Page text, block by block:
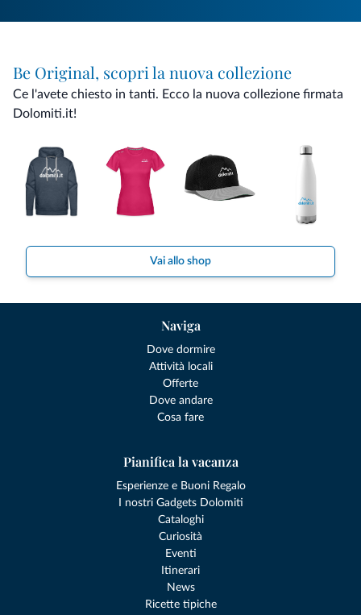
Be Original, scopri la nuova collezione
Ce l'avete chiesto in tanti. Ecco la nuova collezione firmata
Dolomiti.it!
Vai allo shop
Naviga
Dove dormire
Attività locali
Offerte
Dove andare
Cosa fare
Pianifica la vacanza
Esperienze e Buoni Regalo
I nostri Gadgets Dolomiti
Cataloghi
Curiosità
Eventi
Itinerari
News
Ricette tipiche